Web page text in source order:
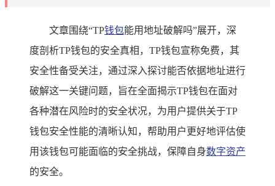
文章围绕“TP钱包能用地址破解吗”展开，深
度剖析TP钱包的安全真相，TP钱包宣称免费，其
安全性备受关注，通过深入探讨能否依据地址进行
破解这一关键问题，旨在全面揭示TP钱包在面对
各种潜在风险时的安全状况，为用户提供关于TP
钱包安全性能的清晰认知，帮助用户更好地评估使
用该钱包可能面临的安全挑战，保障自身数字资产
的安全。